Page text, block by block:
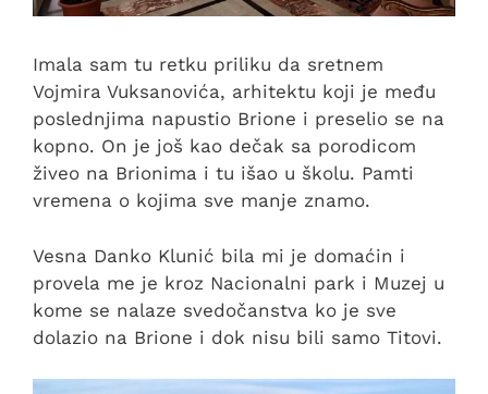
Imala sam tu retku priliku da sretnem
Vojmira Vuksanovića, arhitektu koji je među
poslednjima napustio Brione i preselio se na
kopno. On je još kao dečak sa porodicom
živeo na Brionima i tu išao u školu. Pamti
vremena o kojima sve manje znamo.
Vesna Danko Klunić bila mi je domaćin i
provela me je kroz Nacionalni park i Muzej u
kome se nalaze svedočanstva ko je sve
dolazio na Brione i dok nisu bili samo Titovi.